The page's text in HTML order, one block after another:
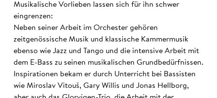
Musikalische Vorlieben lassen sich für ihn schwer
eingrenzen:
Neben seiner Arbeit im Orchester gehören
zeitgenössische Musik und klassische Kammermusik
ebenso wie Jazz und Tango und die intensive Arbeit mit
dem E-Bass zu seinen musikalischen Grundbedürfnissen.
Inspirationen bekam er durch Unterricht bei Bassisten
wie Miroslav Vitouš, Gary Willis und Jonas Hellborg,